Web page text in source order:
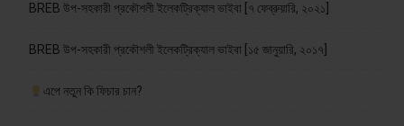
BREB উপ-সহকারী প্রকৌশলী ইলেকট্রিক্যাল ভাইবা [৭ ফেব্রুয়ারি, ২০২১]
BREB উপ-সহকারী প্রকৌশলী ইলেকট্রিক্যাল ভাইবা [১৫ জানুয়ারি, ২০১৭]
এপে নতুন কি ফিচার চান?